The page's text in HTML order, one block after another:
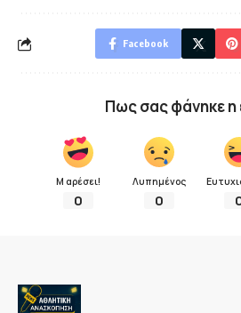
Facebook
Πως σας φάνηκε η
Μ αρέσει!
0
Λυπημένος
0